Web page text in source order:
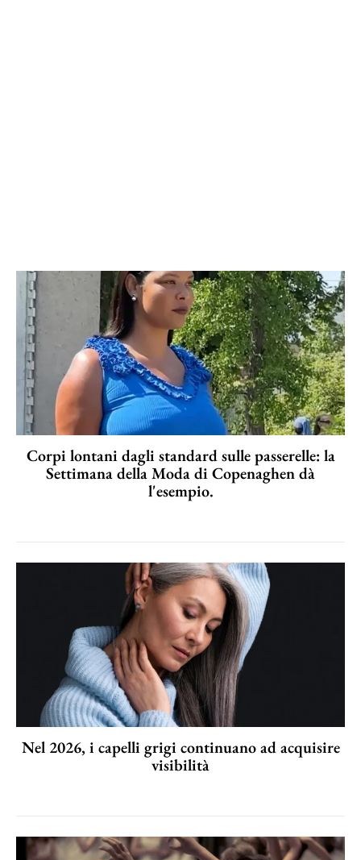
Corpi lontani dagli standard sulle passerelle: la
Settimana della Moda di Copenaghen dà
l'esempio.
Nel 2026, i capelli grigi continuano ad acquisire
visibilità